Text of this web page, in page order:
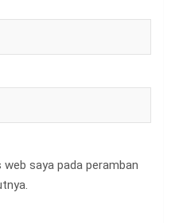
saya pada peramban